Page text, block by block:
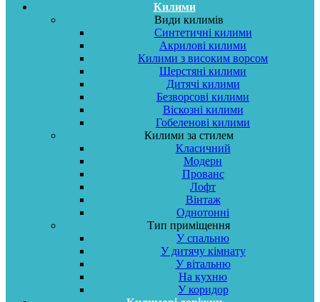
Килими
Види килимів
Синтетичні килими
Акрилові килими
Килими з високим ворсом
Шерстяні килими
Дитячі килими
Безворсові килими
Віскозні килими
Гобеленові килими
Килими за стилем
Класичний
Модерн
Прованс
Лофт
Вінтаж
Однотонні
Тип приміщення
У спальню
У дитячу кімнату
У вітальню
На кухню
У коридор